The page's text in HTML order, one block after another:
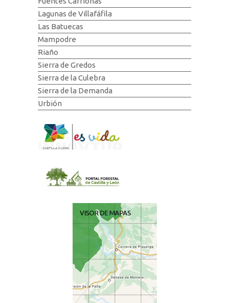
Lagunas de Villafáfila
Las Batuecas
Mampodre
Riaño
Sierra de Gredos
Sierra de la Culebra
Sierra de la Demanda
Urbión